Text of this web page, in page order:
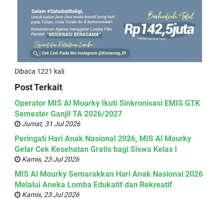
Dibaca 1221 kali
Post Terkait
Operator MIS Al Mourky Ikuti Sinkronisasi EMIS GTK
Semester Ganjil TA 2026/2027
Jumat, 31 Jul 2026
Peringati Hari Anak Nasional 2026, MIS Al Mourky
Gelar Cek Kesehatan Gratis bagi Siswa Kelas I
Kamis, 23 Jul 2026
MIS Al Mourky Semarakkan Hari Anak Nasional 2026
Melalui Aneka Lomba Edukatif dan Rekreatif
Kamis, 23 Jul 2026